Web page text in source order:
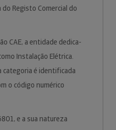
Registo Comercial do
CAE, a entidade dedica-
Instalação Elétrica.
categoria é identificada
o código numérico
e a sua natureza